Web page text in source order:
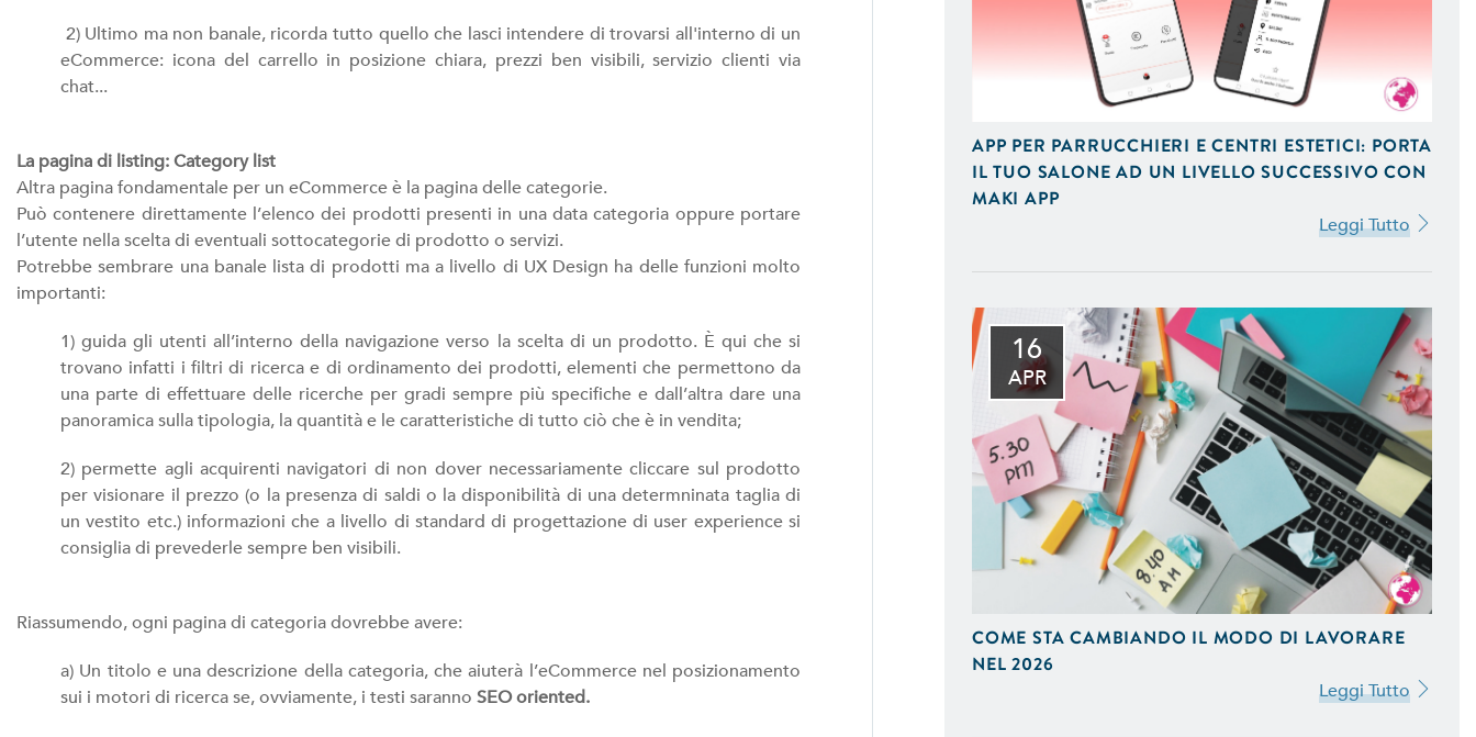
2) Ultimo ma non banale, ricorda tutto quello che lasci intendere di trovarsi all'interno di un
eCommerce: icona del carrello in posizione chiara, prezzi ben visibili, servizio clienti via
chat...
La pagina di listing: Category list
Altra pagina fondamentale per un eCommerce è la pagina delle categorie.
Può contenere direttamente l’elenco dei prodotti presenti in una data categoria oppure portare
l’utente nella scelta di eventuali sottocategorie di prodotto o servizi.
Potrebbe sembrare una banale lista di prodotti ma a livello di UX Design ha delle funzioni molto
importanti:
1) guida gli utenti all’interno della navigazione verso la scelta di un prodotto. È qui che si
trovano infatti i filtri di ricerca e di ordinamento dei prodotti, elementi che permettono da
una parte di effettuare delle ricerche per gradi sempre più specifiche e dall’altra dare una
panoramica sulla tipologia, la quantità e le caratteristiche di tutto ciò che è in vendita;
2) permette agli acquirenti navigatori di non dover necessariamente cliccare sul prodotto
per visionare il prezzo (o la presenza di saldi o la disponibilità di una determninata taglia di
un vestito etc.) informazioni che a livello di standard di progettazione di user experience si
consiglia di prevederle sempre ben visibili.
Riassumendo, ogni pagina di categoria dovrebbe avere:
a) Un titolo e una descrizione della categoria, che aiuterà l’eCommerce nel posizionamento
sui i motori di ricerca se, ovviamente, i testi saranno SEO oriented.
APP PER PARRUCCHIERI E CENTRI ESTETICI: PORTA
IL TUO SALONE AD UN LIVELLO SUCCESSIVO CON
MAKI APP
Leggi Tutto
16
APR
COME STA CAMBIANDO IL MODO DI LAVORARE
NEL 2026
Leggi Tutto
APP IOS / ANDROID
Realizziamo Applicazioni Native per iOS e Android Uniche del
Proponiamo Soluzioni Custom per la Vendita On-Line,
e Tablet
SITI WEB
Realizzazione Siti Web Dinamici, Ottimizzati per il Mobile e
Visibili sui Motori di Ricerca
BACK OFFICE E GESTIONALI
Ti Aiutiamo a Controllare l'Andamento della Tua Azienda, in
Tempo Reale, Realizzazando Back-Office e Programmi Gestionali
su Misura.
Ci Occupiamo di Social Media Marketing. Ideiamo e Gestiamo
le tue Campagne ADS Facebook, Instagram e Google AdWords.